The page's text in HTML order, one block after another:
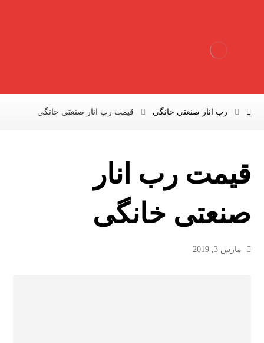
رب انار صنعتی خانگی قیمت رب انار صنعتی خانگی
قیمت رب انار
صنعتی خانگی
مارس 3, 2019